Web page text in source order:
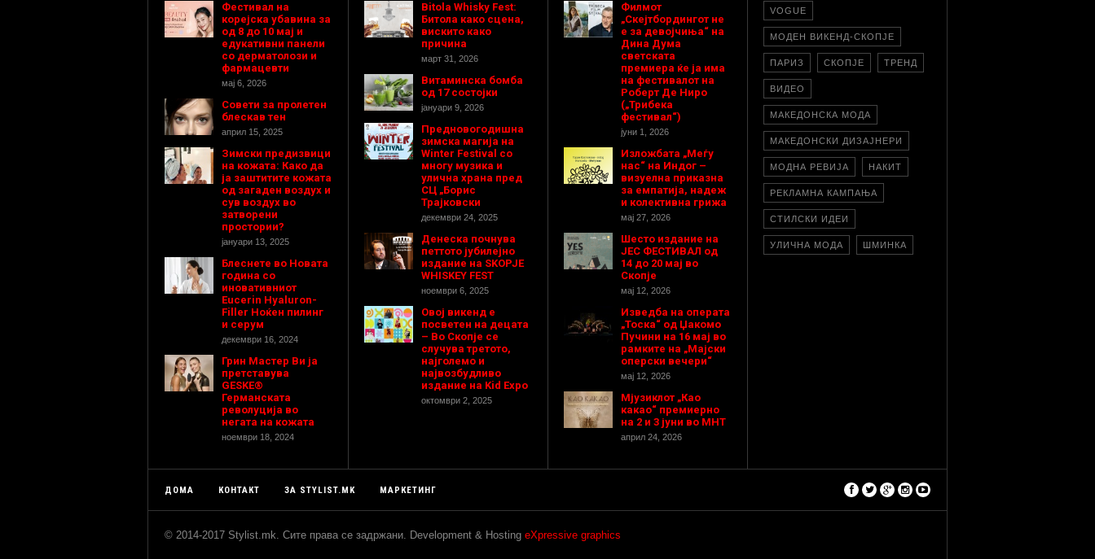
Фестивал на
корејска убавина за
од 8 до 10 мај и
едукативни панели
со дерматолози и
фармацевти
мај 6, 2026
Совети за пролетен
блескав тен
април 15, 2025
Зимски предизвици
на кожата: Како да
ја заштитите кожата
од загаден воздух и
сув воздух во
затворени
простории?
јануари 13, 2025
Блеснете во Новата
година со
иновативниот
Eucerin Hyaluron-
Filler Ноќен пилинг
и серум
декември 16, 2024
Грин Мастер Ви ја
претставува
GESKE®
Германската
револуција во
негата на кожата
ноември 18, 2024
Bitola Whisky Fest:
Битола како сцена,
вискито како
причина
март 31, 2026
Витаминска бомба
од 17 состојки
јануари 9, 2026
Предновогодишнa
зимска магија на
Winter Festival со
многу музика и
улична храна пред
СЦ „Борис
Трајковски
декември 24, 2025
Денеска почнува
петтото јубилејно
издание на SKOPJE
WHISKEY FEST
ноември 6, 2025
Овој викенд е
посветен на децата
– Во Скопје се
случува третото,
најголемо и
највозбудливо
издание на Kid Expo
октомври 2, 2025
Филмот
„Скејтбордингот не
е за девојчиња“ на
Дина Дума
светската
премиера ќе ја има
на фестивалот на
Роберт Де Ниро
(„Трибека
фестивал“)
јуни 1, 2026
Изложбата „Меѓу
нас“ на Индог –
визуелна приказна
за емпатија, надеж
и колективна грижа
мај 27, 2026
Шесто издание на
ЈЕС ФЕСТИВАЛ од
14 до 20 мај во
Скопје
мај 12, 2026
Изведба на операта
„Тоска“ од Џакомо
Пучини на 16 мај во
рамките на „Мајски
оперски вечери“
мај 12, 2026
Мјузиклот „Као
какао“ премиерно
на 2 и 3 јуни во МНТ
април 24, 2026
VOGUE
МОДЕН ВИКЕНД-СКОПЈЕ
ПАРИЗ СКОПЈЕ ТРЕНД
ВИДЕО
МАКЕДОНСКА МОДА
МАКЕДОНСКИ ДИЗАЈНЕРИ
МОДНА РЕВИЈА НАКИТ
РЕКЛАМНА КАМПАЊА
СТИЛСКИ ИДЕИ
УЛИЧНА МОДА ШМИНКА
ДОМА КОНТАКТ ЗА STYLIST.MK МАРКЕТИНГ
© 2014-2017 Stylist.mk. Сите права се задржани. Development & Hosting eXpressive graphics